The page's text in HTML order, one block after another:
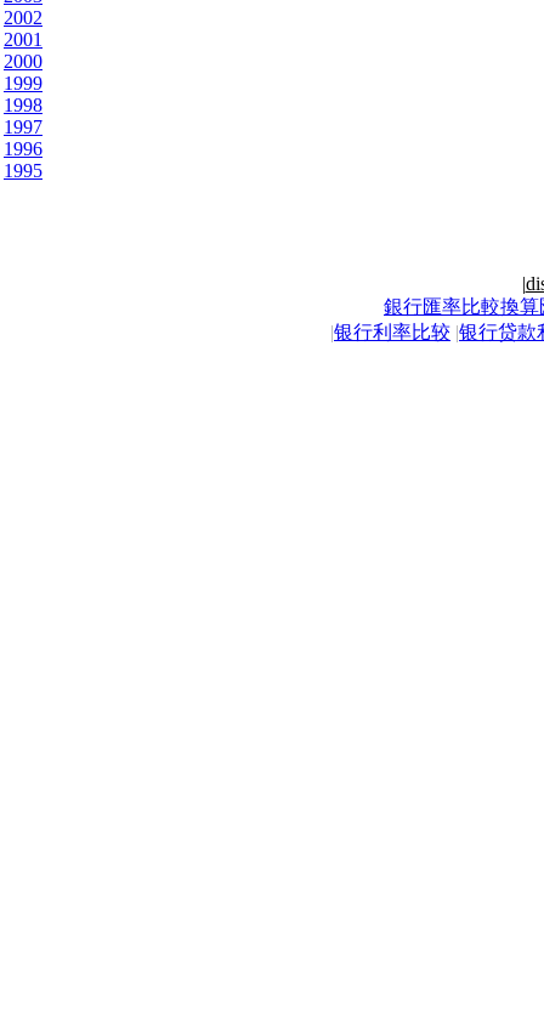
2002
2001
2000
1999
1998
1997
1996
1995
|
銀行匯率比較換算
|银行利率比较 |银行贷款